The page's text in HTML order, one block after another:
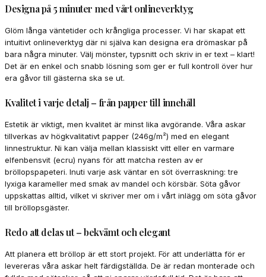
Designa på 5 minuter med vårt onlineverktyg
Glöm långa väntetider och krångliga processer. Vi har skapat ett
intuitivt onlineverktyg där ni själva kan designa era drömaskar på
bara några minuter. Välj mönster, typsnitt och skriv in er text – klart!
Det är en enkel och snabb lösning som ger er full kontroll över hur
era gåvor till gästerna ska se ut.
Kvalitet i varje detalj – från papper till innehåll
Estetik är viktigt, men kvalitet är minst lika avgörande. Våra askar
tillverkas av högkvalitativt papper (246g/m²) med en elegant
linnestruktur. Ni kan välja mellan klassiskt vitt eller en varmare
elfenbensvit (ecru) nyans för att matcha resten av er
bröllopspapeteri. Inuti varje ask väntar en söt överraskning: tre
lyxiga karameller med smak av mandel och körsbär. Söta gåvor
uppskattas alltid, vilket vi skriver mer om i vårt inlägg om söta gåvor
till bröllopsgäster.
Redo att delas ut – bekvämt och elegant
Att planera ett bröllop är ett stort projekt. För att underlätta för er
levereras våra askar helt färdigställda. De är redan monterade och